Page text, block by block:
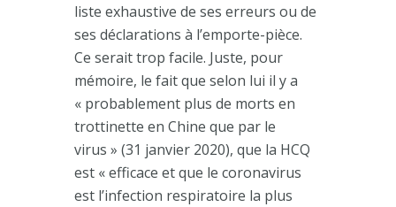
liste exhaustive de ses erreurs ou de
ses déclarations à l’emporte-pièce.
Ce serait trop facile. Juste, pour
mémoire, le fait que selon lui il y a
« probablement plus de morts en
trottinette en Chine que par le
virus » (31 janvier 2020), que la HCQ
est « efficace et que le coronavirus
est l’infection respiratoire la plus